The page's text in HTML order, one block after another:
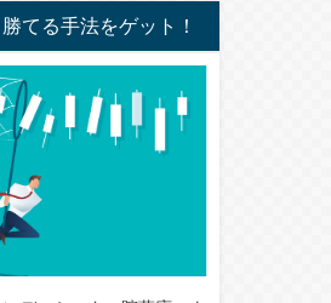
てる手法をゲット！